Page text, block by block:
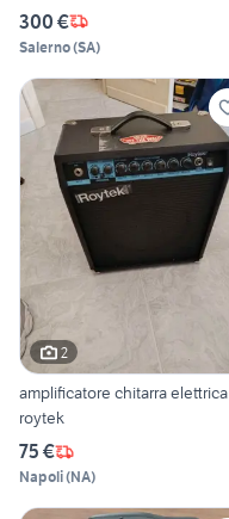
300 €
Salerno(SA)
2
amplificatore chitarra elettrica
roytek
75 €
Napoli(NA)